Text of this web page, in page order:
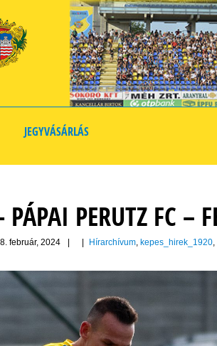
JEGYVÁSÁRLÁS
PERUTZ FC –
február, 2024 Hírarchívum, kepes_hirek_1920,